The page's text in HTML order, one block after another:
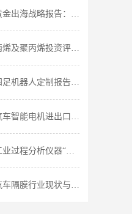
全球及我国黄金出海战略报告：行业发展现状分析-中金企信发布
2026年中国丙烯及聚丙烯投资评估报告：市场应用领域分析-中金企信发布
2026年中国四足机器人定制报告：中金企信预计至2030年的市场规模将达530.1亿元
全球及我国汽车智能电机进出口贸易报告：市场规模及发展态势分析-中金企信发布
2026年中国工业过程分析仪器“十五五”报告：行业发展态势分析-中金企信发布
中国新能源汽车隔膜行业现状与发展趋势：高景气赛道下的结构性机遇-中金企信发布